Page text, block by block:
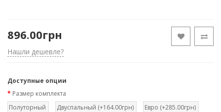
896.00грн
Нашли дешевле?
Доступные опции
Размер комплекта
Полуторный
Двуспальный (+164.00грн) Евро (+285.00грн)